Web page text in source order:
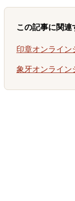
この記事に関連
印章オンライン
象牙オンライン